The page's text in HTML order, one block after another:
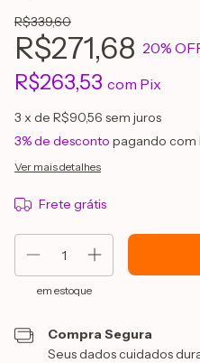
R$339,60
R$271,68 20%
R$263,53 com Pix
3 x de R$90,56 sem juros
3% de desconto pagando com
Ver mais detalhes
Frete grátis
em estoque
Compra Segura
Seus dados cuidados